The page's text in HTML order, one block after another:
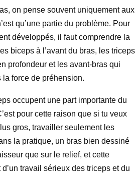
on pense souvent uniquement aux
qu’une partie du problème. Pour
développés, il faut comprendre la
biceps à l’avant du bras, les triceps
profondeur et les avant-bras qui
force de préhension.
occupent une part importante du
pour cette raison que si tu veux
gros, travailler seulement les
la pratique, un bras bien dessiné
que sur le relief, et cette
travail sérieux des triceps et du